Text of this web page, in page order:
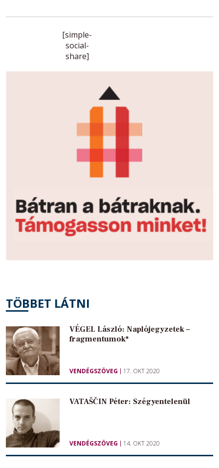
[simple-
social-
share]
TÖBBET LÁTNI
VÉGEL László: Naplójegyzetek –
fragmentumok*
VENDÉGSZÖVEG 17. OKT 2020
VATAŠČIN Péter: Szégyentelenül
VENDÉGSZÖVEG 14. OKT 2020